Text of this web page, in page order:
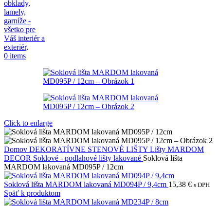
0 items
Click to enlarge
Domov DEKORATÍVNE STENOVÉ LIŠTY Lišty MARDOM
DECOR Soklové - podlahové lišty lakované Soklová lišta
MARDOM lakovaná MD095P / 12cm
Soklová lišta MARDOM lakovaná MD094P / 9,4cm 15,38 € s DPH
Späť k produktom